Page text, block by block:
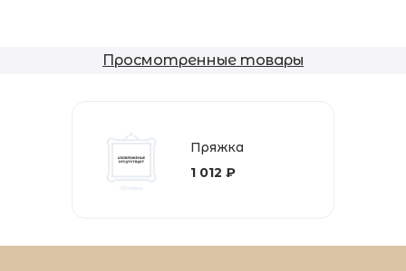
Просмотренные товары
Пряжка
1 012 ₽